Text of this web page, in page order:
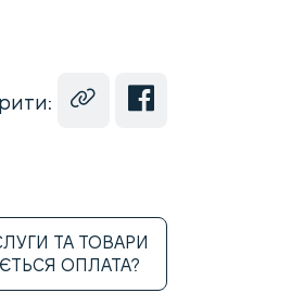
ТА ТОВАРИ
ОПЛАТА?